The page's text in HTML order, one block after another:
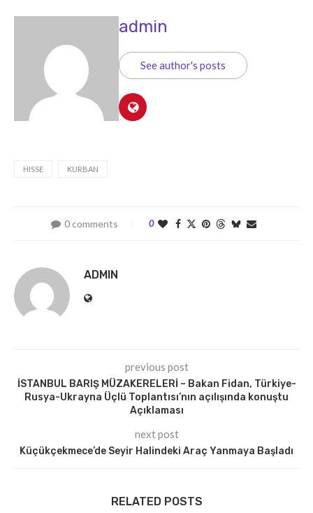
admin
See author's posts
HISSE KURBAN
0 comments 0
ADMIN
previous post
İSTANBUL BARIŞ MÜZAKERELERİ – Bakan Fidan, Türkiye-
Rusya-Ukrayna Üçlü Toplantısı’nın açılışında konuştu
Açıklaması
next post
Küçükçekmece’de Seyir Halindeki Araç Yanmaya Başladı
RELATED POSTS